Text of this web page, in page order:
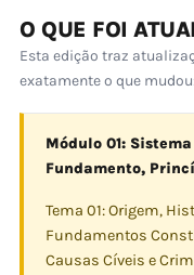
O QUE FOI
Esta edição traz
exatamente o que
Módulo 01:
Fundamento,
Tema 01: Origem,
Fundamentos
Causas Cíveis e